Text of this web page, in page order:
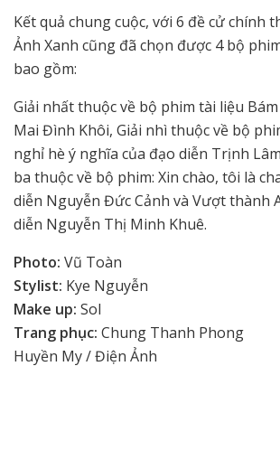
Kết quả chung cuộc, với 6 đề cử chính
Ảnh Xanh cũng đã chọn được 4 bộ
bao gồm:
Giải nhất thuộc về bộ phim tài liệu
Mai Đình Khôi, Giải nhì thuộc về bộ
nghỉ hè ý nghĩa của đạo diễn Trịnh
ba thuộc về bộ phim: Xin chào, tôi là
diễn Nguyễn Đức Cảnh và Vượt thành
diễn Nguyễn Thị Minh Khuê.
Photo: Vũ Toàn
Stylist: Kye Nguyễn
Make up: Sol
Trang phục: Chung Thanh Phong
Huyền My / Điện Ảnh